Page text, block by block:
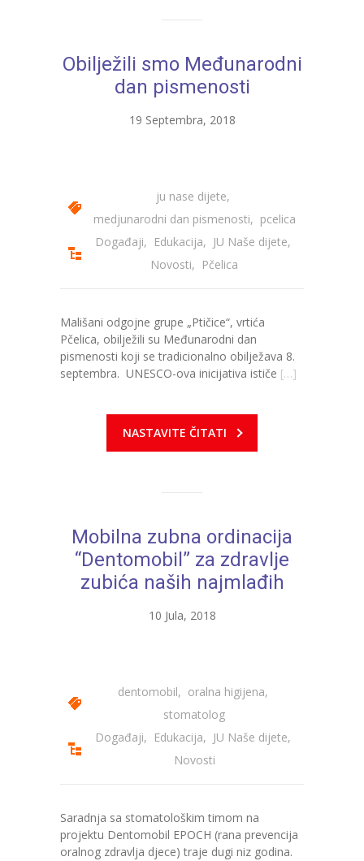
Mala škola sporta
Obilježili smo Međunarodni
dan pismenosti
19 Septembra, 2018
ju nase dijete,
medjunarodni dan pismenosti, pcelica
Događaji, Edukacija, JU Naše dijete,
Novosti, Pčelica
Mališani odgojne grupe „Ptičice“, vrtića
Pčelica, obilježili su Međunarodni dan
pismenosti koji se tradicionalno obilježava 8.
septembra. UNESCO-ova inicijativa ističe […]
NASTAVITE ČITATI
Mobilna zubna ordinacija
“Dentomobil” za zdravlje
zubića naših najmlađih
10 Jula, 2018
dentomobil, oralna higijena,
stomatolog
Događaji, Edukacija, JU Naše dijete,
Novosti
Saradnja sa stomatološkim timom na
projektu Dentomobil EPOCH (rana prevencija
oralnog zdravlja djece) traje dugi niz godina.